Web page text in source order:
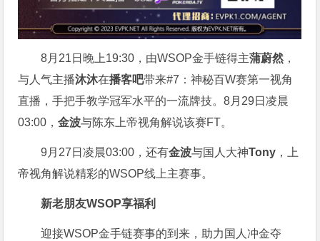
8月21日晚上19:30，由WSOP金手链得主蒲蔚然 ，
与人气主播沐沐在播客吧带来#7：神秘百W赛第一视角
直播，手把手教学冠军水平的一流牌技。8月29日凌晨
03:00，金波与陈东上帝视角解说该赛FT。
9月27日凌晨03:00，还有金波与国人大神Tony ，上
帝视角解说精彩的WSOP线上主赛事。
新老朋友WSOP享福利
迎接WSOP金手链赛事的到来，助力国人冲金夺